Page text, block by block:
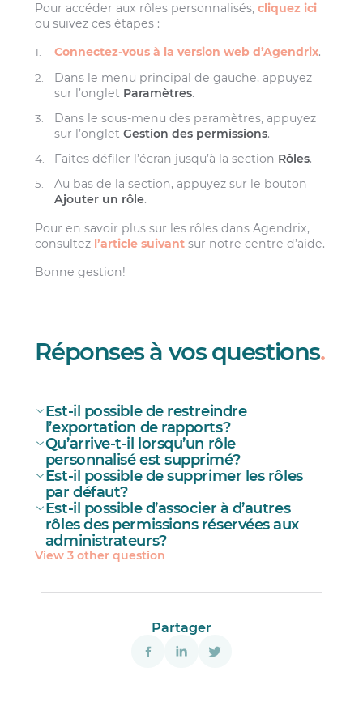
Pour accéder aux rôles personnalisés,cliquez ici
ou suivez ces étapes :
Connectez-vous à la version web d’Agendrix.
Dans le menu principal de gauche, appuyez
sur l’onglet Paramètres.
Dans le sous-menu des paramètres, appuyez
sur l’ongletGestion des permissions.
Faites défiler l’écran jusqu’à la section Rôles.
Au bas de la section, appuyez sur le bouton
Ajouter un rôle.
Pour en savoir plus sur les rôles dans Agendrix,
consultez l’article suivant sur notre centre d’aide.
Bonne gestion!
Réponses à vos questions.
Est-il possible de restreindre
l’exportation de rapports?
Oui, mais.
Qu’arrive-t-il lorsqu’un rôle
personnalisé est supprimé?
Est-il possible de supprimer les rôles
par défaut?
Non.
Est-il possible d’associer à d’autres
rôles des permissions réservées aux
administrateurs?
View 3 other question
Partager